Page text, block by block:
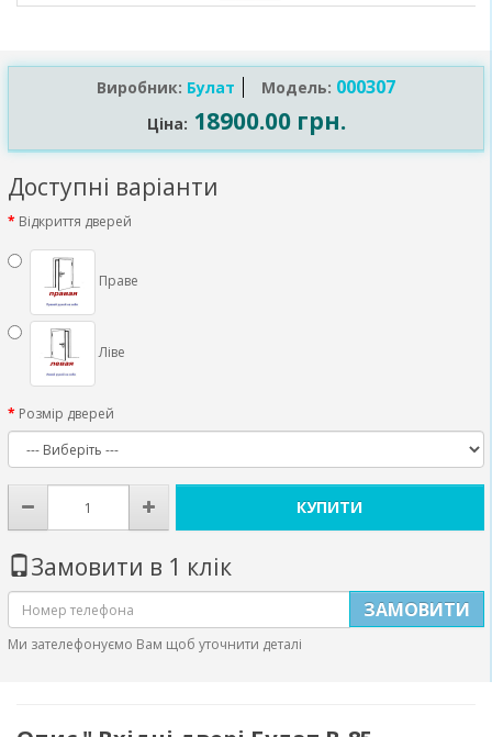
Виробник: Булат Модель: 000307
Ціна: 18900.00 грн.
Доступні варіанти
Відкриття дверей
Праве
Ліве
Розмір дверей
КУПИТИ
Замовити в 1 клік
ЗАМОВИТИ
Ми зателефонуємо Вам щоб уточнити деталі